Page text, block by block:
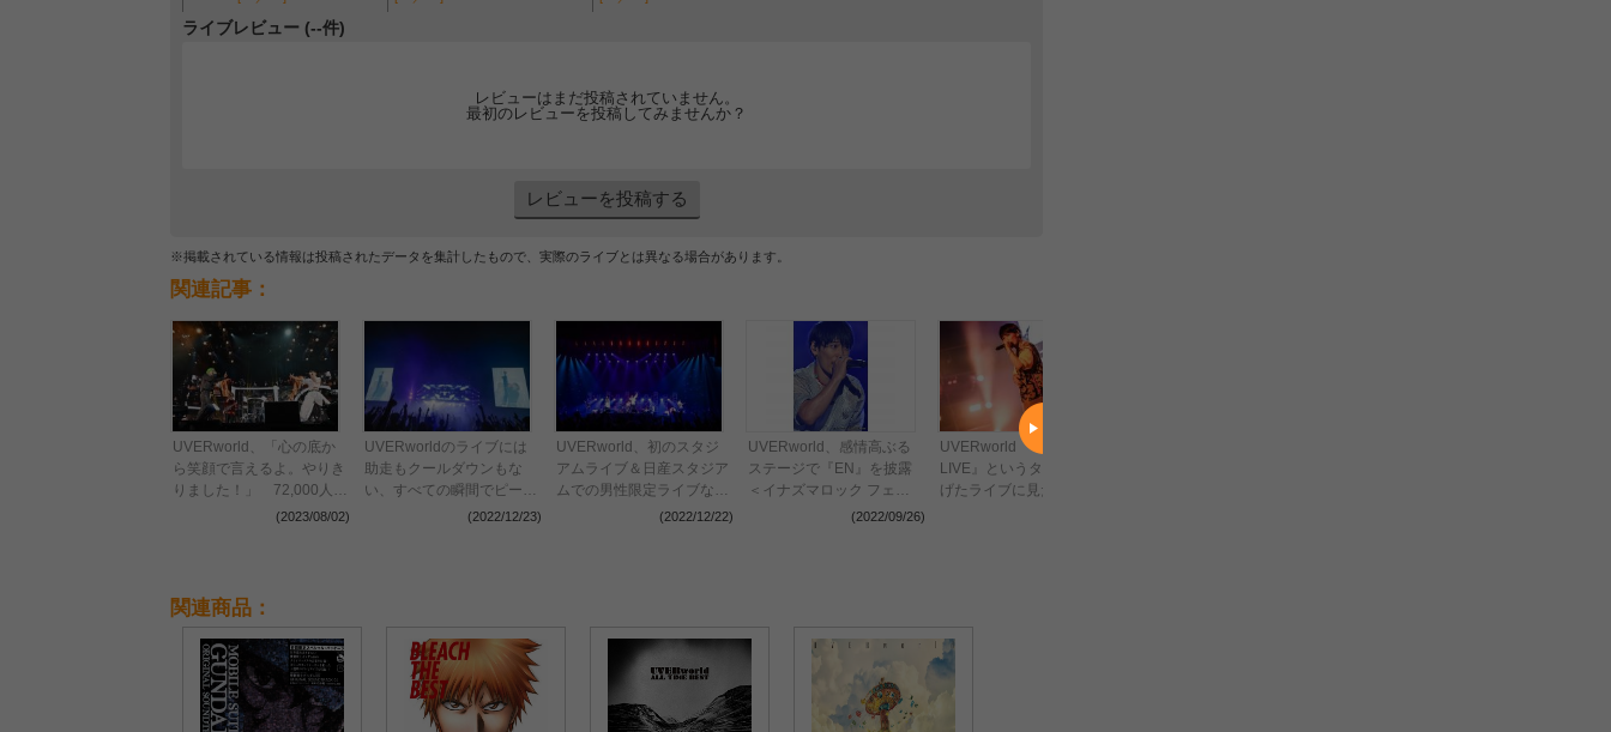
ライブレビュー (--件)
レビューはまだ投稿されていません。
最初のレビューを投稿してみませんか？
レビューを投稿する
※掲載されている情報は投稿されたデータを集計したもので、実際のライブとは異なる場合があります。
関連記事：
UVERworld、「心の底か
ら笑顔で言えるよ。やりき
りました！」 72,000人の
シンガロングが響いた日産
(2023/08/02)
UVERworldのライブには
助走もクールダウンもな
い、すべての瞬間でピーク
を振り切った『THE LIVE
(2022/12/23)
UVERworld、初のスタジ
アムライブ＆日産スタジア
ムでの男性限定ライブなど
の開催を発表 “TAKUYA∞
(2022/12/22)
UVERworld、感情高ぶる
ステージで『EN』を披露
＜イナズマロック フェス
(2022/09/26)
UVERworld 『THE
LIVE』というタイトルを掲
げたライブに見た反骨精
関連商品：